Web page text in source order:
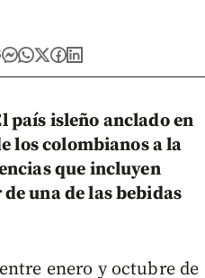
país isleño anclado en
los colombianos a la
que incluyen
una de las bebidas
enero y octubre de